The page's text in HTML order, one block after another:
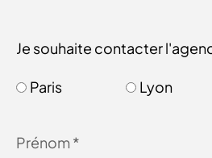
Je souhaite contacter
Paris Lyon